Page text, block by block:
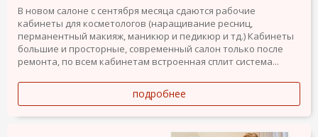
В новом салоне с сентября месяца сдаются рабочие
кабинеты для косметологов (наращивание ресниц,
перманентный макияж, маникюр и педикюр и тд.) Кабинеты
большие и просторные, современный салон только после
ремонта, по всем кабинетам встроенная сплит система...
подробнее